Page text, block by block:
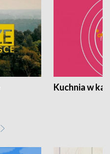
Kuchnia w